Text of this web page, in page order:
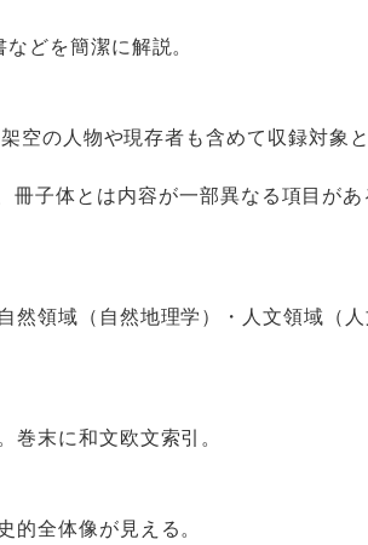
どを簡潔に解説。
空の人物や現存者も含めて収録対象
冊子体とは内容が一部異なる項目があ
然領域（自然地理学）・人文領域（
巻末に和文欧文索引。
的全体像が見える。